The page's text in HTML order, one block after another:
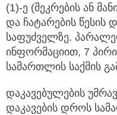
(1)-ე (შეკრების ან
და ჩატარების წესის
საფუძველზე.
ინფორმაციით, 7
სამართლის საქმის
დაკავებულების
დაკავების დროს